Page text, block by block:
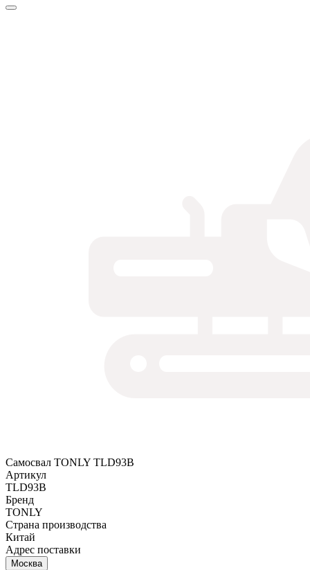
Самосвал TONLY TLD93B
Артикул
TLD93B
Бренд
TONLY
Страна производства
Китай
Адрес поставки
Москва